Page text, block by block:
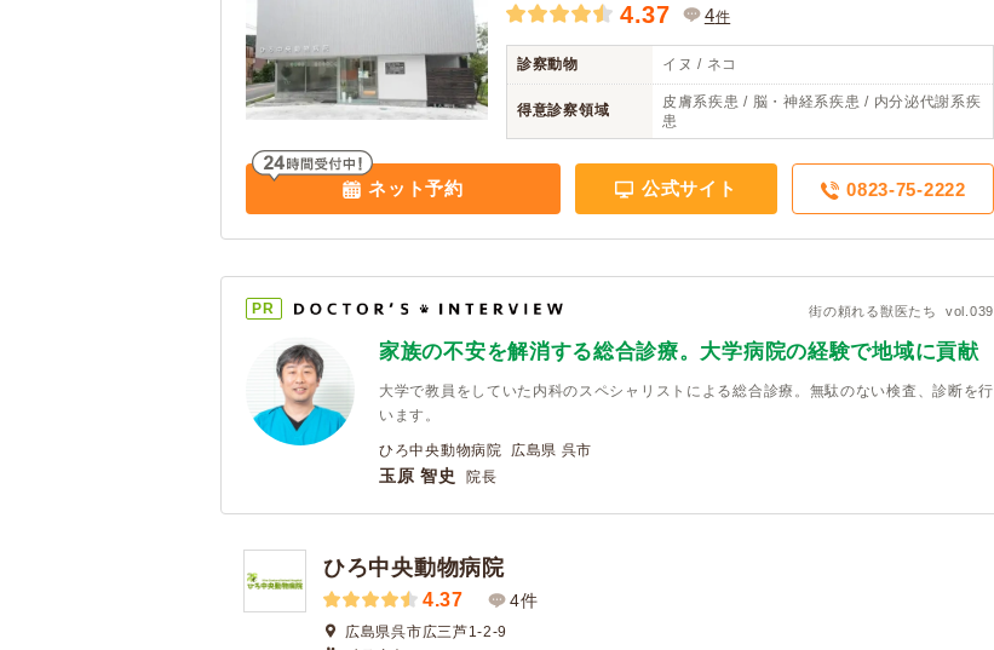
4.37 4件
診察動物 イヌ / ネコ
得意診察領域
皮膚系疾患 / 脳・神経系疾患 / 内分泌代謝系疾
患
ネット予約 公式サイト 0823-75-2222
PR 街の頼れる獣医たち vol.039
家族の不安を解消する総合診療。大学病院の経験で地域に貢献
大学で教員をしていた内科のスペシャリストによる総合診療。無駄のない検査、診断を行
います。
ひろ中央動物病院 広島県 呉市
玉原 智史 院長
ひろ中央動物病院
4.37 4件
広島県呉市広三芦1-2-9